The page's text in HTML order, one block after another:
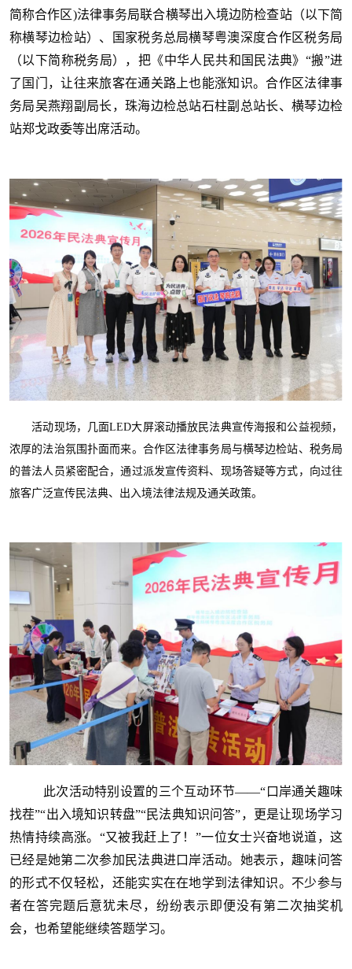
简称合作区)法律事务局联合横琴出入境边防检查站（以下简
称横琴边检站）、国家税务总局横琴粤澳深度合作区税务局
（以下简称税务局），把《中华人民共和国民法典》“搬”进
了国门，让往来旅客在通关路上也能涨知识。合作区法律事
务局吴燕翔副局长，珠海边检总站石柱副总站长、横琴边检
站郑戈政委等出席活动。
活动现场，几面LED大屏滚动播放民法典宣传海报和公益视频，
浓厚的法治氛围扑面而来。合作区法律事务局与横琴边检站、税务局
的普法人员紧密配合，通过派发宣传资料、现场答疑等方式，向过往
旅客广泛宣传民法典、出入境法律法规及通关政策。
此次活动特别设置的三个互动环节——“口岸通关趣味
找茬”“出入境知识转盘”“民法典知识问答”，更是让现场学习
热情持续高涨。“又被我赶上了！”一位女士兴奋地说道，这
已经是她第二次参加民法典进口岸活动。她表示，趣味问答
的形式不仅轻松，还能实实在在地学到法律知识。不少参与
者在答完题后意犹未尽，纷纷表示即便没有第二次抽奖机
会，也希望能继续答题学习。